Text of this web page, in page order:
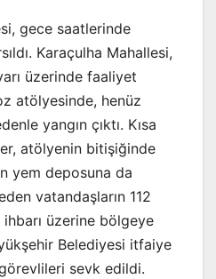
gece saatlerinde
Karaçulha Mahallesi,
üzerinde faaliyet
atölyesinde, henüz
yangın çıktı. Kısa
atölyenin bitişiğinde
yem deposuna da
vatandaşların 112
ihbarı üzerine bölgeye
Belediyesi itfaiye
sevk edildi.